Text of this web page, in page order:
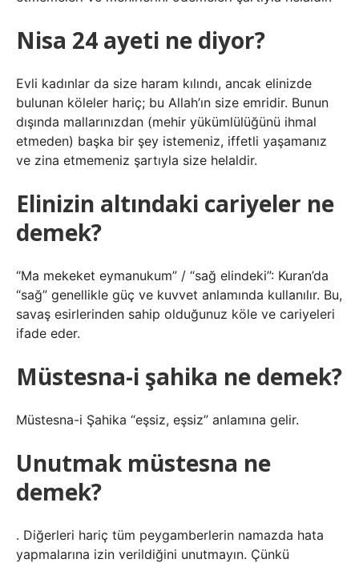
Nisa 24 ayeti ne diyor?
Evli kadınlar da size haram kılındı, ancak elinizde
bulunan köleler hariç; bu Allah’ın size emridir. Bunun
dışında mallarınızdan (mehir yükümlülüğünü ihmal
etmeden) başka bir şey istemeniz, iffetli yaşamanız
ve zina etmemeniz şartıyla size helaldir.
Elinizin altındaki cariyeler ne
demek?
“Ma mekeket eymanukum” / “sağ elindeki”: Kuran’da
“sağ” genellikle güç ve kuvvet anlamında kullanılır. Bu,
savaş esirlerinden sahip olduğunuz köle ve cariyeleri
ifade eder.
Müstesna-i şahika ne demek?
Müstesna-i Şahika “eşsiz, eşsiz” anlamına gelir.
Unutmak müstesna ne
demek?
. Diğerleri hariç tüm peygamberlerin namazda hata
yapmalarına izin verildiğini unutmayın. Çünkü